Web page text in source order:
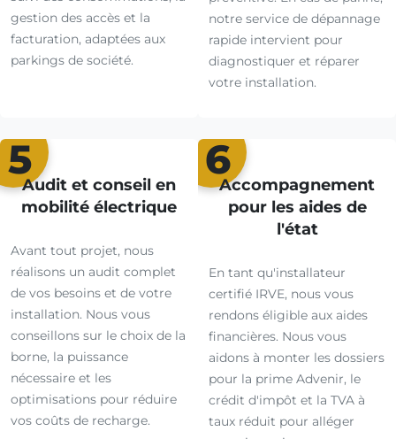
gestion des accès et la
facturation, adaptées aux
parkings de société.
notre service de dépannage
rapide intervient pour
diagnostiquer et réparer
votre installation.
5
Audit et conseil en
mobilité électrique
Avant tout projet, nous
réalisons un audit complet
de vos besoins et de votre
installation. Nous vous
conseillons sur le choix de la
borne, la puissance
nécessaire et les
optimisations pour réduire
vos coûts de recharge.
6
Accompagnement
pour les aides de
l'état
En tant qu'installateur
certifié IRVE, nous vous
rendons éligible aux aides
financières. Nous vous
aidons à monter les dossiers
pour la prime Advenir, le
crédit d'impôt et la TVA à
taux réduit pour alléger